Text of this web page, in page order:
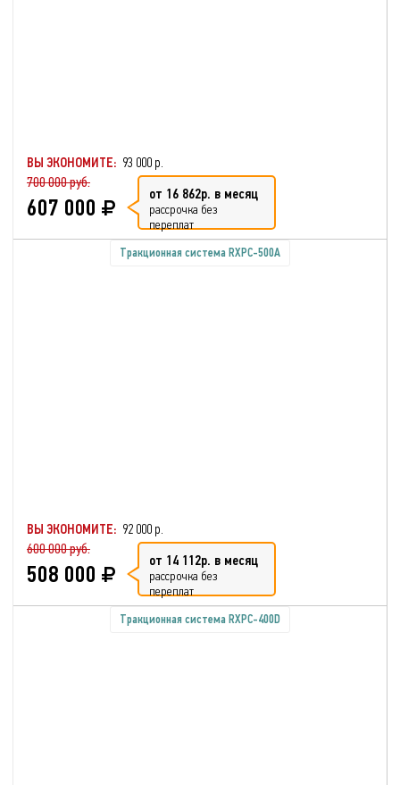
ВЫ ЭКОНОМИТЕ: 93 000 р.
700 000 руб.
607 000 от 16 862р. в месяц
рассрочка без
переплат
Тракционная система RXPC-500A
ВЫ ЭКОНОМИТЕ: 92 000 р.
600 000 руб.
508 000 от 14 112р. в месяц
рассрочка без
переплат
Тракционная система RXPC-400D